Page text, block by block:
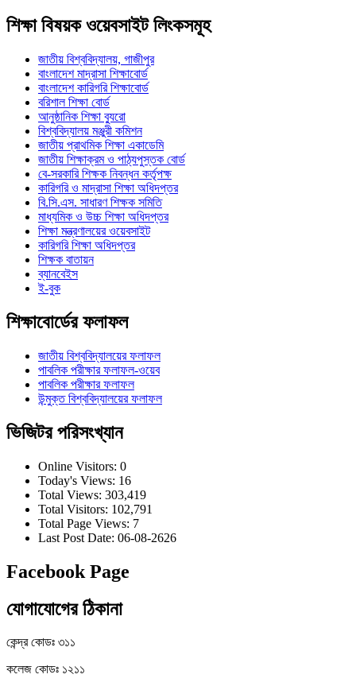
শিক্ষা বিষয়ক ওয়েবসাইট লিংকসমূহ
জাতীয় বিশ্ববিদ্যালয়, গাজীপুর
বাংলাদেশ মাদ্রাসা শিক্ষাবোর্ড
বাংলাদেশ কারিগরি শিক্ষাবোর্ড
বরিশাল শিক্ষা বোর্ড
আনুষ্ঠানিক শিক্ষা ব্যুরো
বিশ্ববিদ্যালয় মঞ্জুরী কমিশন
জাতীয় প্রাথমিক শিক্ষা একাডেমি
জাতীয় শিক্ষাক্রম ও পাঠ্যপুস্তক বোর্ড
বে-সরকারি শিক্ষক নিবন্ধন কর্তৃপক্ষ
কারিগরি ও মাদ্রাসা শিক্ষা অধিদপ্তর
বি.সি.এস. সাধারণ শিক্ষক সমিতি
মাধ্যমিক ও উচ্চ শিক্ষা অধিদপ্তর
শিক্ষা মন্ত্রণালয়ের ওয়েবসাইট
কারিগরি শিক্ষা অধিদপ্তর
শিক্ষক বাতায়ন
ব্যানবেইস
ই-বুক
শিক্ষাবোর্ডের ফলাফল
জাতীয় বিশ্ববিদ্যালয়ের ফলাফল
পাবলিক পরীক্ষার ফলাফল-ওয়েব
পাবলিক পরীক্ষার ফলাফল
উন্মুক্ত বিশ্ববিদ্যালয়ের ফলাফল
ভিজিটর পরিসংখ্যান
Online Visitors: 0
Today's Views: 16
Total Views: 303,419
Total Visitors: 102,791
Total Page Views: 7
Last Post Date: 06-08-2626
Facebook Page
যোগাযোগের ঠিকানা
কেন্দ্র কোডঃ ৩১১
কলেজ কোডঃ ১২১১